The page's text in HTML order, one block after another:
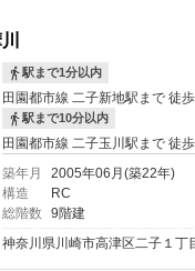
駅まで1分以内
田園都市線 二子新地駅まで 徒
駅まで10分以内
田園都市線 二子玉川駅まで 徒
築年月
2005年06月(築22年)
構造
RC
総階数
9階建
神奈川県川崎市高津区二子１丁